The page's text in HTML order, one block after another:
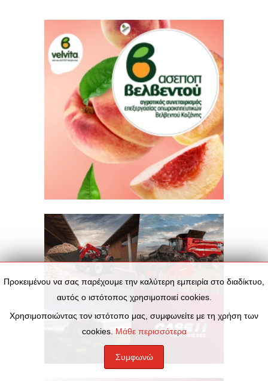
Προκειμένου να σας παρέχουμε την καλύτερη εμπειρία στο διαδίκτυο,
αυτός ο ιστότοπος χρησιμοποιεί cookies.
Χρησιμοποιώντας τον ιστότοπο μας, συμφωνείτε με τη χρήση των
cookies. Μάθε περισσότερα
Συμφωνώ